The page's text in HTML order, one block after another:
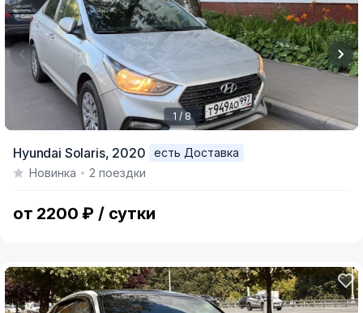
of
1 / 8
Hyundai Solaris, 2020
есть Доставка
Новинка
2 поездки
от 2200 ₽ / сутки